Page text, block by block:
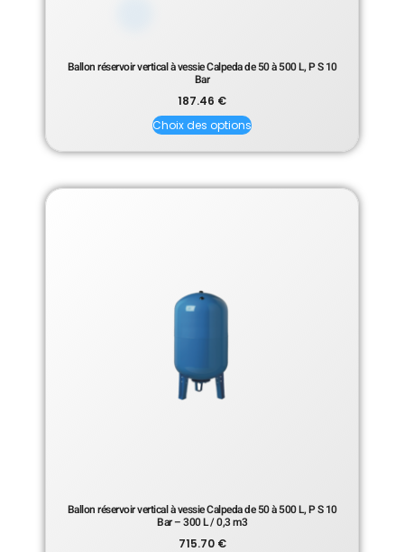
Ballon réservoir vertical à vessie Calpeda de 50 à 500 L, P S 10
Bar
187.46 €
Choix des options
Ballon réservoir vertical à vessie Calpeda de 50 à 500 L, P S 10
Bar – 300 L / 0,3 m3
715.70 €